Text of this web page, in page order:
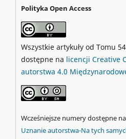
Polityka Open Access
Wszystkie artykuły od Tomu
dostępne na licencji Creative
autorstwa 4.0
Wcześniejsze numery dostępne
Uznanie autorstwa-Na tych